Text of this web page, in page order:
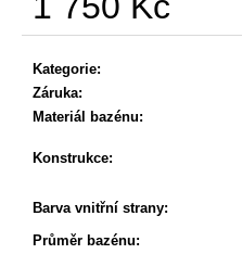
Měrná
Kategorie:
Záruka:
Materiál bazénu:
Konstrukce:
Barva vnitřní strany:
Průměr bazénu:
m
e